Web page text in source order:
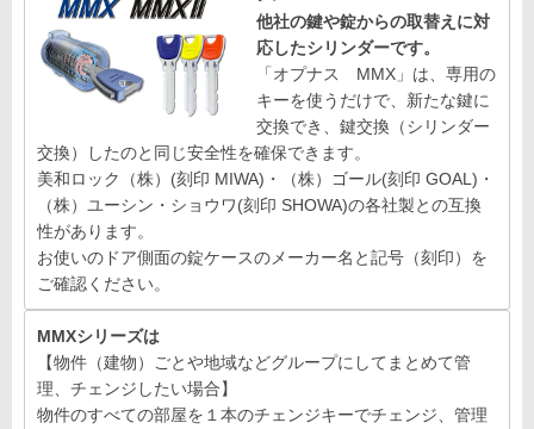
他社の鍵や錠からの取替えに対
応したシリンダーです。
「オプナス MMX」は、専用の
キーを使うだけで、新たな鍵に
交換でき、鍵交換（シリンダー
交換）したのと同じ安全性を確保できます。
美和ロック（株）(刻印 MIWA)・（株）ゴール(刻印 GOAL)・
（株）ユーシン・ショウワ(刻印 SHOWA)の各社製との互換
性があります。
お使いのドア側面の錠ケースのメーカー名と記号（刻印）を
ご確認ください。
MMXシリーズは
【物件（建物）ごとや地域などグループにしてまとめて管
理、チェンジしたい場合】
物件のすべての部屋を１本のチェンジキーでチェンジ、管理